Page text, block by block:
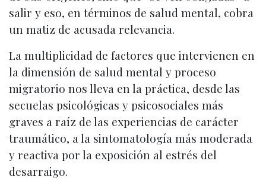
salir y eso, en términos de salud mental, cobra
un matiz de acusada relevancia.
La multiplicidad de factores que intervienen en
la dimensión de salud mental y proceso
migratorio nos lleva en la práctica, desde las
secuelas psicológicas y psicosociales más
graves a raíz de las experiencias de carácter
traumático, a la sintomatología más moderada
y reactiva por la exposición al estrés del
desarraigo.